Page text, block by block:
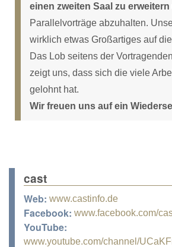
einen zweiten Saal zu erweitern
Parallelvorträge abzuhalten.
wirklich etwas Großartiges auf
Das Lob seitens der
zeigt uns, dass sich die viele
gelohnt hat.
Wir freuen uns auf ein
cast
Web: www.castinfo.de
Facebook: www.facebook.com/
YouTube:
www.youtube.com/channel/